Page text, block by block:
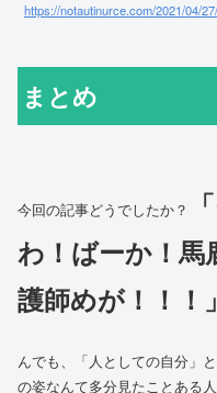
https://notautinurce.com/2021/04/
まとめ
今回の記事どうでしたか？
わ！ばーか！馬
護師めが！！！」
んでも、「人としての自分」
の姿なんて多分見たことある